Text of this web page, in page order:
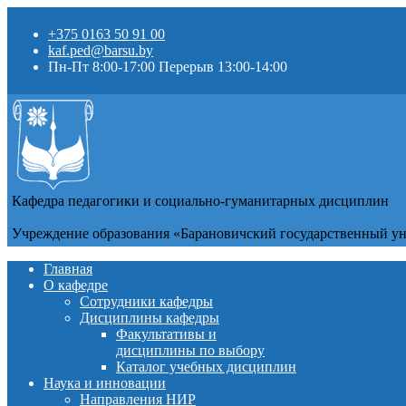
+375 0163 50 91 00
kaf.ped@barsu.by
Пн-Пт 8:00-17:00 Перерыв 13:00-14:00
Кафедра педагогики и социально-гуманитарных дисциплин
Учреждение образования «Барановичский государственный
Главная
О кафедре
Сотрудники кафедры
Дисциплины кафедры
Факультативы и
дисциплины по выбору
Каталог учебных дисциплин
Наука и инновации
Направления НИР